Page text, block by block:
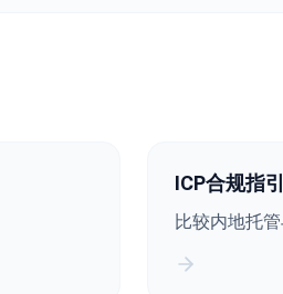
ICP合规指引
比较内地托管